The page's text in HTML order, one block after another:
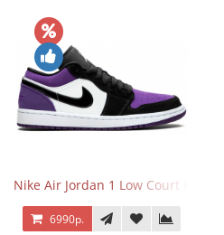
Nike Air Jordan 1 Low Court Purple
6990р.